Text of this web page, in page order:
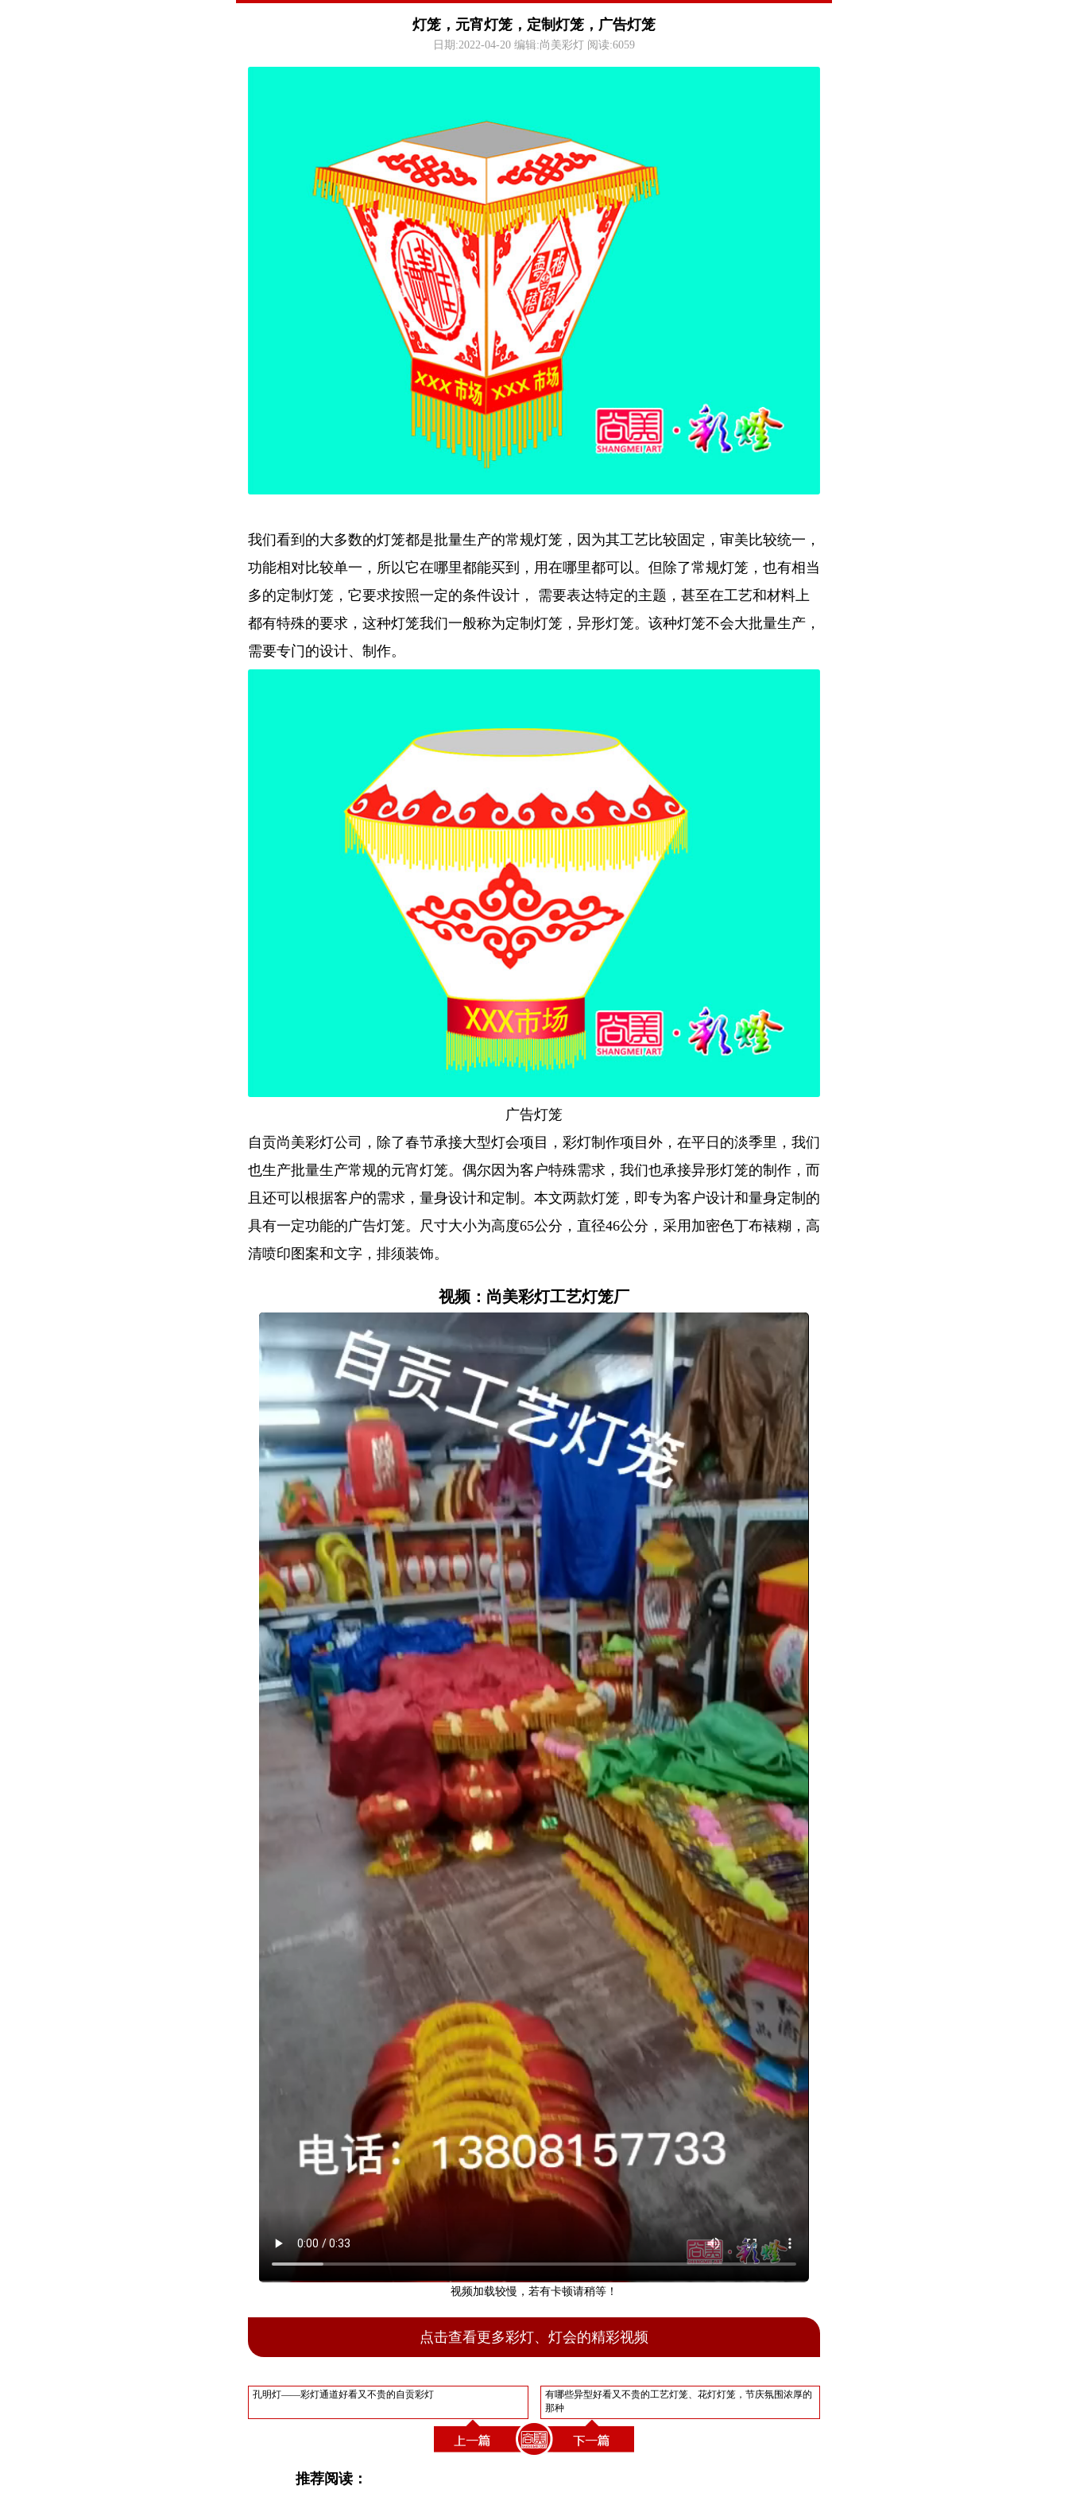
灯笼，元宵灯笼，定制灯笼，广告灯笼
日期:2022-04-20 编辑:尚美彩灯 阅读:6059
我们看到的大多数的灯笼都是批量生产的常规灯笼，因为其工艺比较固定，审美比较统一，
功能相对比较单一，所以它在哪里都能买到，用在哪里都可以。但除了常规灯笼，也有相当
多的定制灯笼，它要求按照一定的条件设计， 需要表达特定的主题，甚至在工艺和材料上
都有特殊的要求，这种灯笼我们一般称为定制灯笼，异形灯笼。该种灯笼不会大批量生产，
需要专门的设计、制作。
广告灯笼
自贡尚美彩灯公司，除了春节承接大型灯会项目，彩灯制作项目外，在平日的淡季里，我们
也生产批量生产常规的元宵灯笼。偶尔因为客户特殊需求，我们也承接异形灯笼的制作，而
且还可以根据客户的需求，量身设计和定制。本文两款灯笼，即专为客户设计和量身定制的
具有一定功能的广告灯笼。尺寸大小为高度65公分，直径46公分，采用加密色丁布裱糊，高
清喷印图案和文字，排须装饰。
视频：尚美彩灯工艺灯笼厂
视频加载较慢，若有卡顿请稍等！
点击查看更多彩灯、灯会的精彩视频
孔明灯——彩灯通道好看又不贵的自贡彩灯
有哪些异型好看又不贵的工艺灯笼、花灯灯笼，节庆氛围浓厚的
那种
推荐阅读：